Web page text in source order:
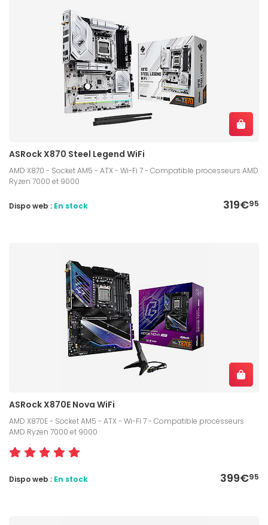
ASRock X870 Steel Legend WiFi
AMD X870 - Socket AM5 - ATX - Wi-Fi 7 - Compatible processeurs AMD
Ryzen 7000 et 9000
319€95
Dispo web : En stock
ASRock X870E Nova WiFi
AMD X870E - Socket AM5 - ATX - Wi-Fi 7 - Compatible processeurs
AMD Ryzen 7000 et 9000
399€95
Dispo web : En stock